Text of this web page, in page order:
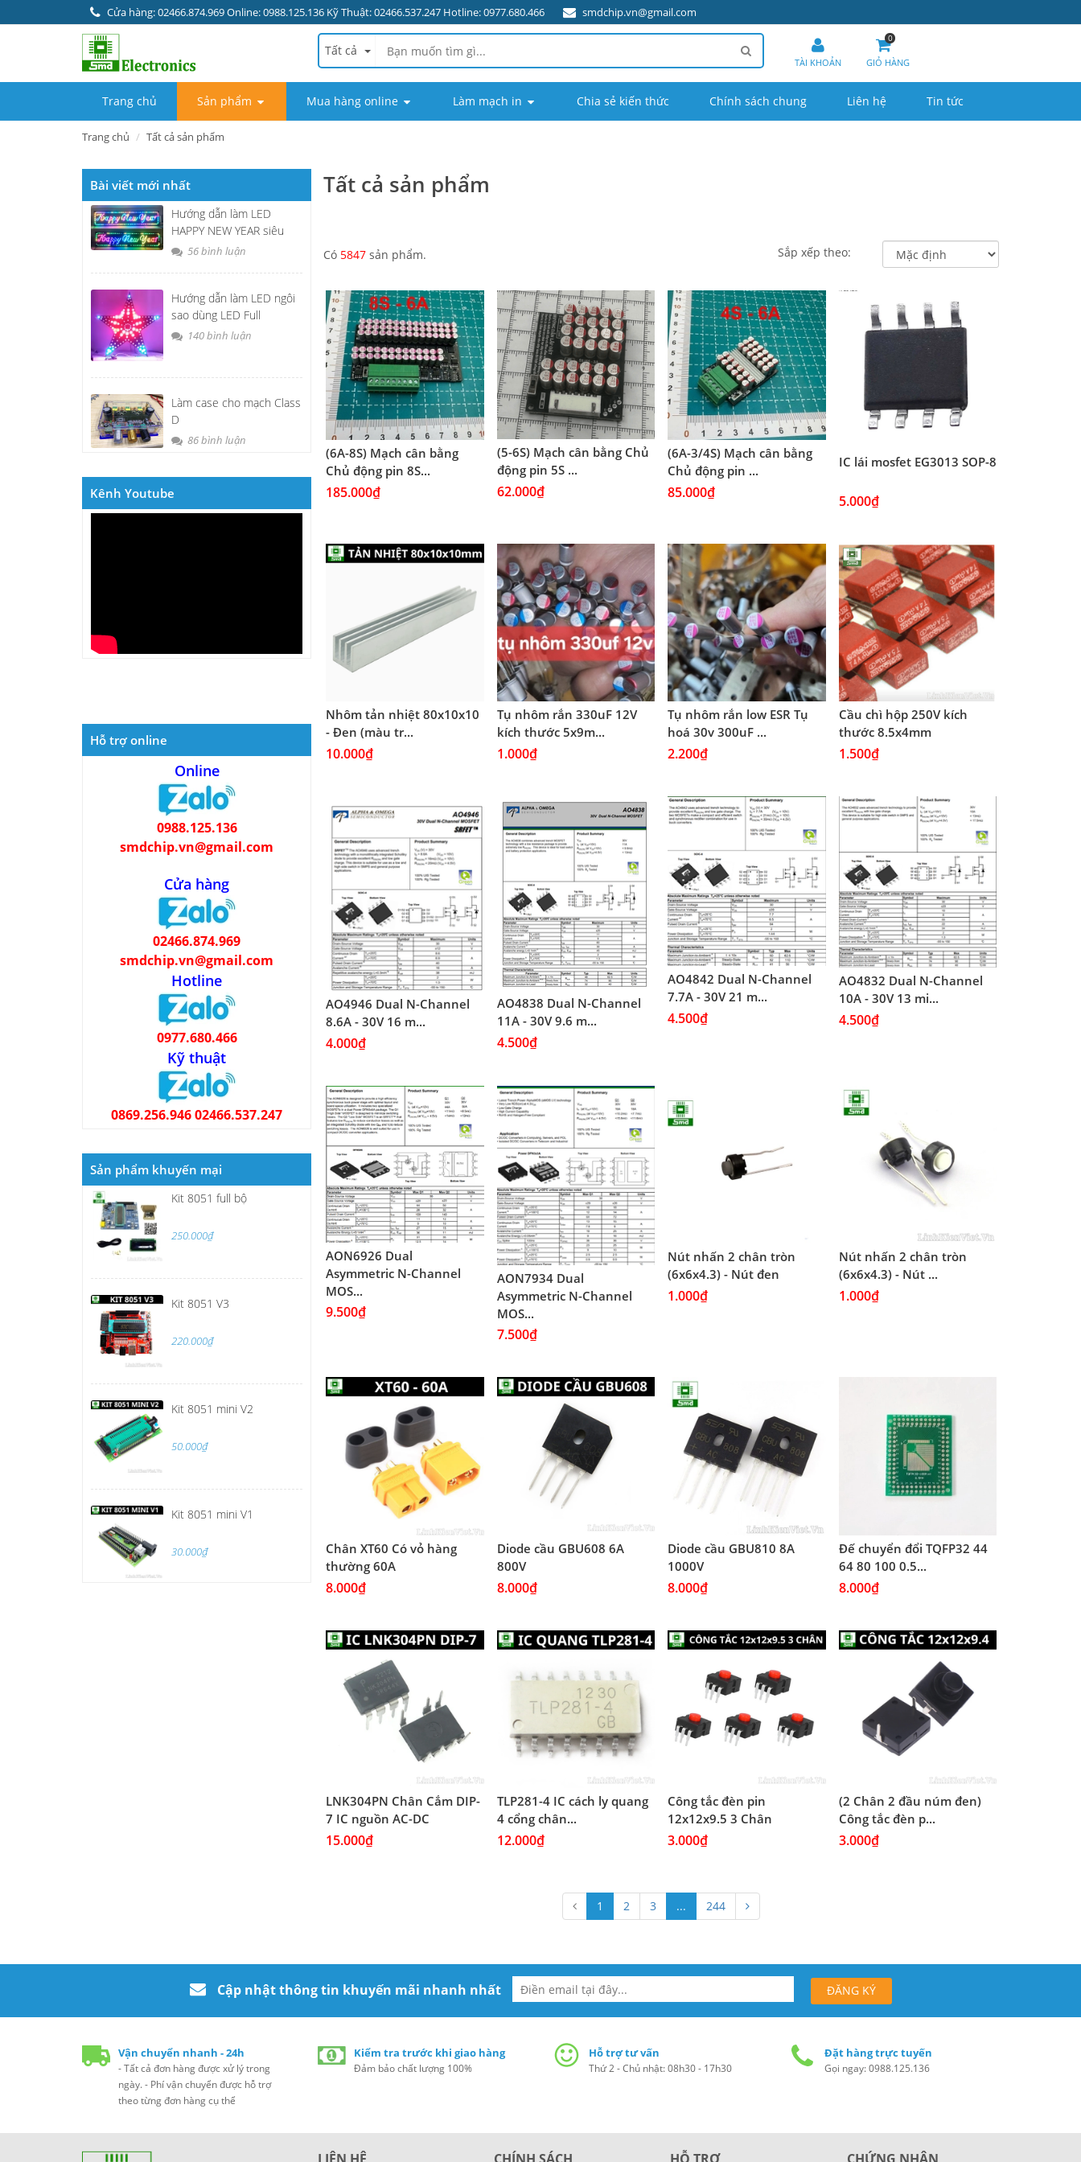
Cửa hàng: 02466.874.969 Online: 0988.125.136 Kỹ Thuật: 02466.537.247 Hotline: 0977.680.466 smdchip.vn@gmail.com
Tất cả
TÀI KHOẢN
0
GIỎ HÀNG
Trang chủ Sản phẩm Mua hàng online Làm mạch in Chia sẻ kiến thức Chính sách chung Liên hệ Tin tức
Trang chủ Tất cả sản phẩm
Bài viết mới nhất
Hướng dẫn làm LED
HAPPY NEW YEAR siêu
đẹp56 bình luận
Hướng dẫn làm LED ngôi
sao dùng LED Full
140 bình luận
Làm case cho mạch Class
D
86 bình luận
Kênh Youtube
Hỗ trợ online
Online
0988.125.136
smdchip.vn@gmail.com
Cửa hàng
02466.874.969
smdchip.vn@gmail.com
Hotline
0977.680.466
Kỹ thuật
0869.256.946 02466.537.247
Sản phẩm khuyến mại
Kit 8051 full bộ
250.000₫
Kit 8051 V3
220.000₫
Kit 8051 mini V2
50.000₫
Kit 8051 mini V1
30.000₫
Tất cả sản phẩm
Có 5847 sản phẩm. Sắp xếp theo:
(6A-8S) Mạch cân bằng
Chủ động pin 8S...
185.000₫
(5-6S) Mạch cân bằng Chủ
động pin 5S ...
62.000₫
(6A-3/4S) Mạch cân bằng
Chủ động pin ...
85.000₫
IC lái mosfet EG3013 SOP-8
5.000₫
Nhôm tản nhiệt 80x10x10
- Đen (màu tr...
10.000₫
Tụ nhôm rắn 330uF 12V
kích thước 5x9m...
1.000₫
Tụ nhôm rắn low ESR Tụ
hoá 30v 300uF ...
2.200₫
Cầu chì hộp 250V kích
thước 8.5x4mm
1.500₫
AO4946 Dual N-Channel
8.6A - 30V 16 m...
4.000₫
AO4838 Dual N-Channel
11A - 30V 9.6 m...
4.500₫
AO4842 Dual N-Channel
7.7A - 30V 21 m...
4.500₫
AO4832 Dual N-Channel
10A - 30V 13 mi...
4.500₫
AON6926 Dual
Asymmetric N-Channel
MOS...
9.500₫
AON7934 Dual
Asymmetric N-Channel
MOS...
7.500₫
Nút nhấn 2 chân tròn
(6x6x4.3) - Nút đen
1.000₫
Nút nhấn 2 chân tròn
(6x6x4.3) - Nút ...
1.000₫
Chân XT60 Có vỏ hàng
thường 60A
8.000₫
Diode cầu GBU608 6A
800V
8.000₫
Diode cầu GBU810 8A
1000V
8.000₫
Đế chuyển đổi TQFP32 44
64 80 100 0.5...
8.000₫
LNK304PN Chân Cắm DIP-
7 IC nguồn AC-DC
15.000₫
TLP281-4 IC cách ly quang
4 cổng chân...
12.000₫
Công tắc đèn pin
12x12x9.5 3 Chân
3.000₫
(2 Chân 2 đầu núm đen)
Công tắc đèn p...
3.000₫
1 2 3 ... 244
Cập nhật thông tin khuyến mãi nhanh nhất
Vận chuyển nhanh - 24h
- Tất cả đơn hàng được xử lý trong
ngày. - Phí vận chuyển được hỗ trợ
theo từng đơn hàng cụ thể
Kiểm tra trước khi giao hàng
Đảm bảo chất lượng 100%
Hỗ trợ tư vấn
Thứ 2 - Chủ nhật: 08h30 - 17h30
Đặt hàng trực tuyến
Gọi ngay: 0988.125.136
LIÊN HỆ CHÍNH SÁCH HỖ TRỢ CHỨNG NHẬN